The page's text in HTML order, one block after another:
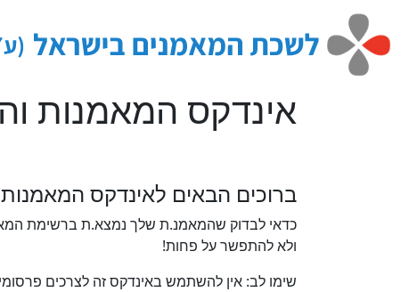
content
אינדקס המאמנות
ברוכים הבאים לאינדקס
כדאי לבדוק שהמאמנ.ת שלך נמצא.ת ברשימת
ולא להתפשר על פחות!
שימו לב: אין להשתמש באינדקס זה לצרכים